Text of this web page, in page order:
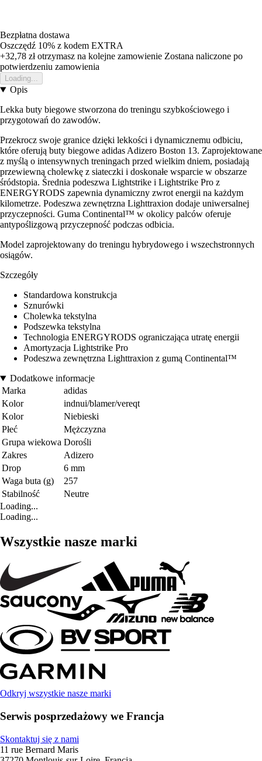
Bezpłatna dostawa
Oszczędź 10% z kodem EXTRA
+32,78 złotrzymasz na kolejne zamowienie Zostana naliczone po
potwierdzeniu zamowienia
Loading...
Opis
Lekka buty biegowe stworzona do treningu szybkościowego i
przygotowań do zawodów.
Przekrocz swoje granice dzięki lekkości i dynamicznemu odbiciu,
które oferują buty biegowe adidas Adizero Boston 13. Zaprojektowane
z myślą o intensywnych treningach przed wielkim dniem, posiadają
przewiewną cholewkę z siateczki i doskonałe wsparcie w obszarze
śródstopia. Średnia podeszwa Lightstrike i Lightstrike Pro z
ENERGYRODS zapewnia dynamiczny zwrot energii na każdym
kilometrze. Podeszwa zewnętrzna Lighttraxion dodaje uniwersalnej
przyczepności. Guma Continental™ w okolicy palców oferuje
antypoślizgową przyczepność podczas odbicia.
Model zaprojektowany do treningu hybrydowego i wszechstronnych
osiągów.
Szczegóły
Standardowa konstrukcja
Sznurówki
Cholewka tekstylna
Podszewka tekstylna
Technologia ENERGYRODS ograniczająca utratę energii
Amortyzacja Lightstrike Pro
Podeszwa zewnętrzna Lighttraxion z gumą Continental™
Dodatkowe informacje
Marka
adidas
Kolor
indnui/blamer/vereqt
Kolor
Niebieski
Płeć
Mężczyzna
Grupa wiekowa Dorośli
Zakres
Adizero
Drop
6 mm
Waga buta (g)
257
Stabilność
Neutre
Loading...
Loading...
Wszystkie nasze marki
Odkryj wszystkie nasze marki
Serwis posprzedażowy we Francja
Skontaktuj się z nami
11 rue Bernard Maris